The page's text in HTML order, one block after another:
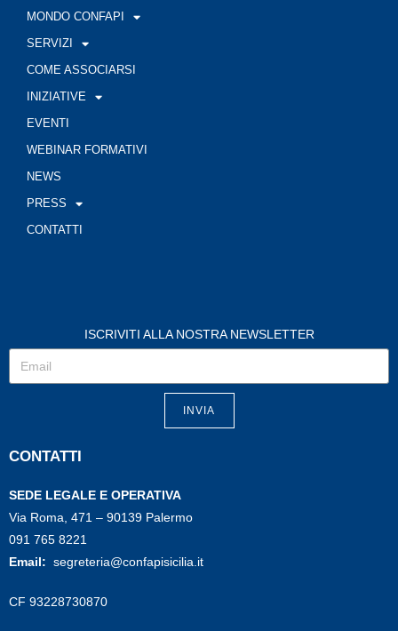
MONDO CONFAPI
SERVIZI
COME ASSOCIARSI
INIZIATIVE
EVENTI
WEBINAR FORMATIVI
NEWS
PRESS
CONTATTI
ISCRIVITI ALLA NOSTRA NEWSLETTER
INVIA
CONTATTI
SEDE LEGALE E OPERATIVA
Via Roma, 471 – 90139 Palermo
091 765 8221
Email: segreteria@confapisicilia.it
CF 93228730870